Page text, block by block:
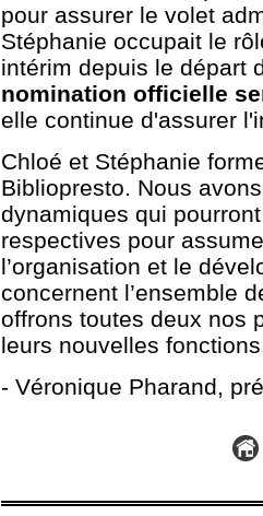
pour assurer le volet
Stéphanie occupait le
intérim depuis le départ
nomination officielle
elle continue d'assurer
Chloé et Stéphanie
Bibliopresto. Nous
dynamiques qui
respectives pour
l’organisation et le
concernent l’ensemble
offrons toutes deux nos
leurs nouvelles
- Véronique Pharand,